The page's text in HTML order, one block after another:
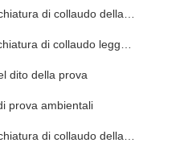
di collaudo della batteria al litio
di collaudo leggera principale
dito della prova
prova ambientali
di collaudo della batteria di EV